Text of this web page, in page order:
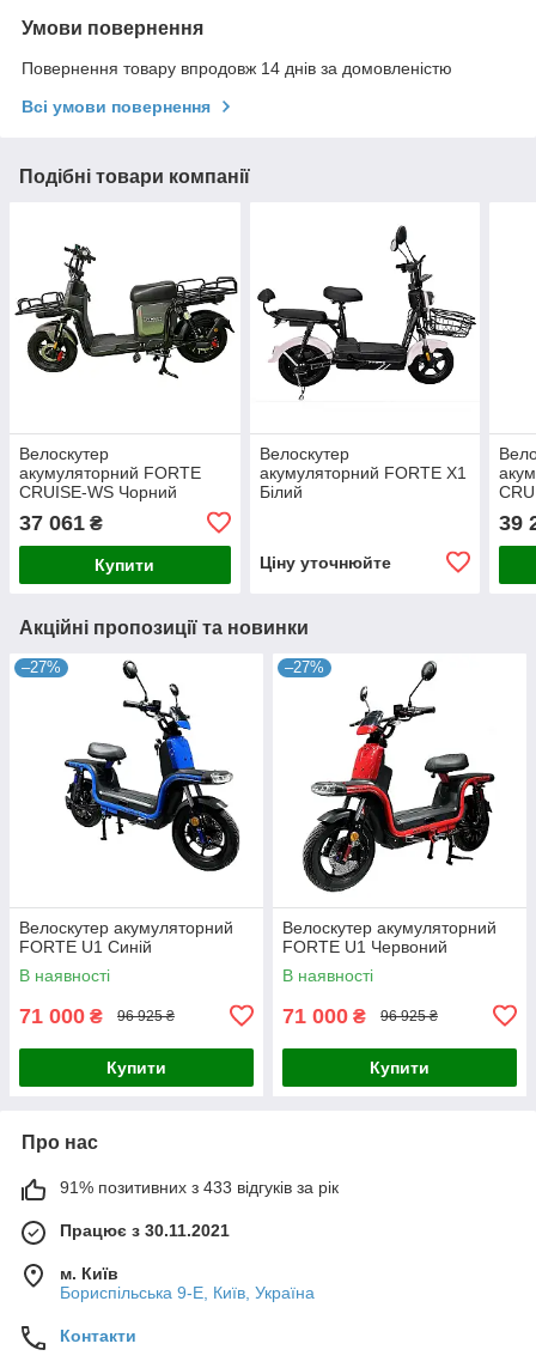
Умови повернення
Повернення товару впродовж 14 днів за домовленістю
Всі умови повернення
Подібні товари компанії
Велоскутер
акумуляторний FORTE
CRUISE-WS Чорний
37 061 ₴
Купити
Велоскутер
акумуляторний FORTE X1
Білий
Ціну уточнюйте
39
Акційні пропозиції та новинки
–27%
Велоскутер акумуляторний
FORTE U1 Синій
В наявності
71 000 ₴ 96 925 ₴
Купити
–27%
Велоскутер акумуляторний
FORTE U1 Червоний
В наявності
71 000 ₴ 96 925 ₴
Купити
Про нас
91% позитивних з 433 відгуків за рік
Працює з 30.11.2021
м. Київ
Бориспільська 9-Е, Київ, Україна
Контакти